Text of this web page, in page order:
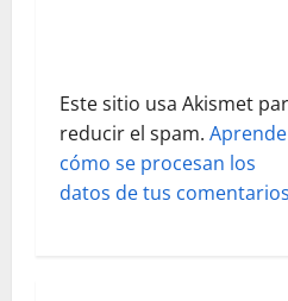
a
s
Este sitio usa Akismet
reducir el spam. Aprende
cómo se procesan los
datos de tus